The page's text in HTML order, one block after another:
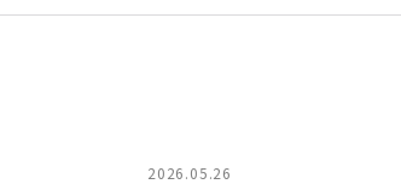
2026.05.26